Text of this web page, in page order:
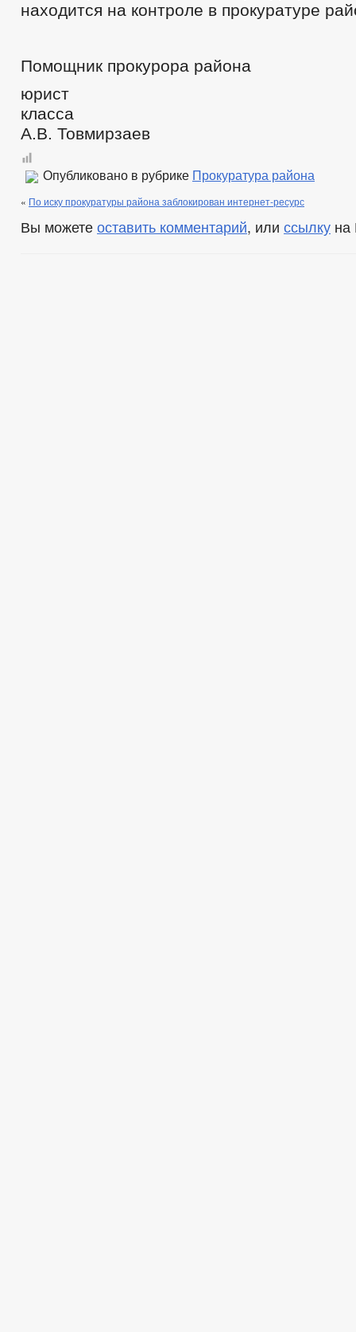
находится на контроле в прокуратуре
Помощник прокурора района
А.В. Товмирзаев
Опубликовано в рубрике Прокуратура района
« По иску прокуратуры района заблокирован интернет-ресурс
Вы можете оставить комментарий, или ссылку на